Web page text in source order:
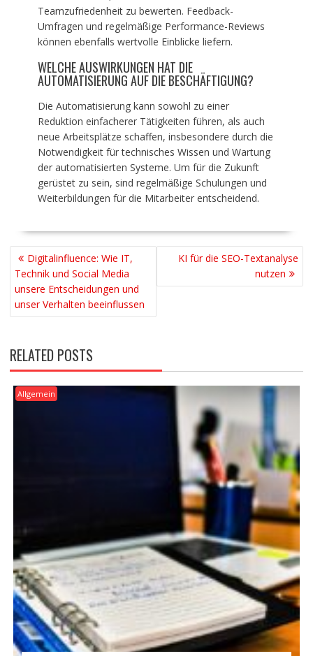
Teamzufriedenheit zu bewerten. Feedback-
Umfragen und regelmäßige Performance-Reviews
können ebenfalls wertvolle Einblicke liefern.
WELCHE AUSWIRKUNGEN HAT DIE
AUTOMATISIERUNG AUF DIE BESCHÄFTIGUNG?
Die Automatisierung kann sowohl zu einer
Reduktion einfacherer Tätigkeiten führen, als auch
neue Arbeitsplätze schaffen, insbesondere durch die
Notwendigkeit für technisches Wissen und Wartung
der automatisierten Systeme. Um für die Zukunft
gerüstet zu sein, sind regelmäßige Schulungen und
Weiterbildungen für die Mitarbeiter entscheidend.
BEITRAGSNAVIGATION
Digitalinfluence: Wie IT,
Technik und Social Media
unsere Entscheidungen und
unser Verhalten beeinflussen
KI für die SEO-Textanalyse
nutzen
RELATED POSTS
Allgemein